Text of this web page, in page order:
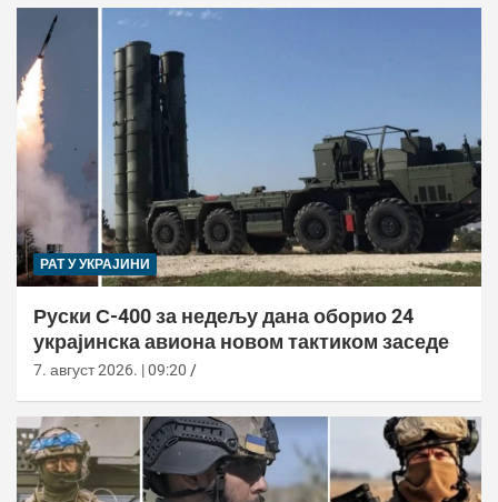
РАТ У УКРАЈИНИ
Руски С-400 за недељу дана оборио 24
украјинска авиона новом тактиком заседе
7. август 2026. | 09:20